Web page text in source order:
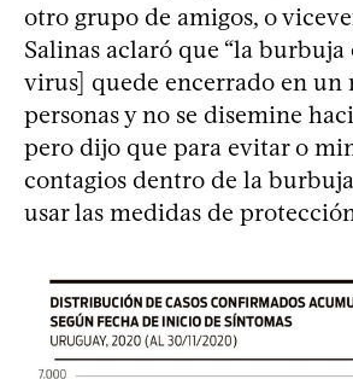
otro grupo de amigos, o
Salinas aclaró que “la burbuja
virus] quede encerrado en un
personas y no se disemine
pero dijo que para evitar o
contagios dentro de la
usar las medidas de